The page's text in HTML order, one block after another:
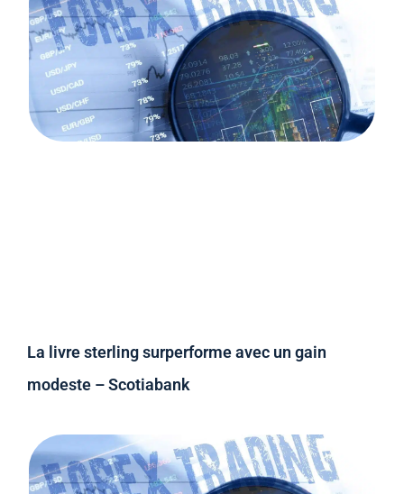
La livre sterling surperforme avec un gain
modeste – Scotiabank